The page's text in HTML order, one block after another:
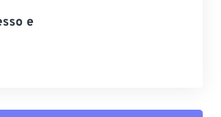
e